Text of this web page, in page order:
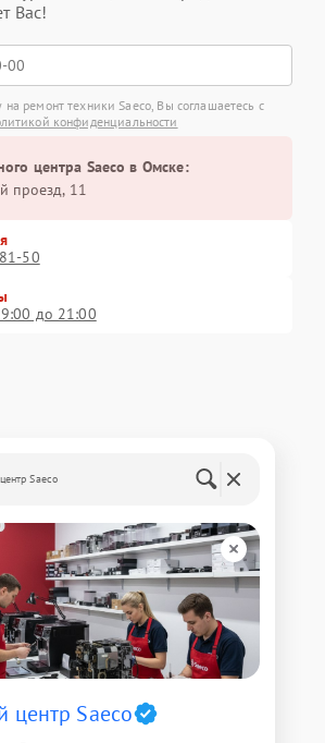
Вас!
на ремонт техники Saeco, Вы соглашаетесь с
конфиденциальности
центра Saeco в Омске:
проезд, 11
50
до 21:00
Saeco
центр Saeco